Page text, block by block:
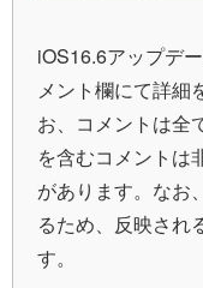
iOS16.6アップデ
メント欄にて詳細
お、コメントは全
を含むコメントは
があります。なお
るため、反映され
す。